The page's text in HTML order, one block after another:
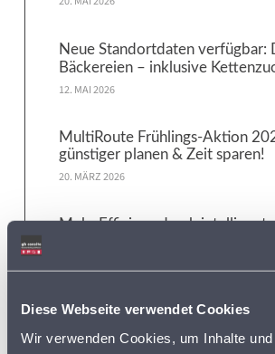
Diese Webseite verwendet Cookies
Wir verwenden Cookies, um Inhalte
Neue Standortdaten verfügbar:
Bäckereien – inklusive
12. MAI 2026
MultiRoute Frühlings-Aktion
günstiger planen & Zeit sparen!
20. MÄRZ 2026
Mehr Effizienz durch intelligente
Routenoptimierung – Webinar
31.12.2026 sichern